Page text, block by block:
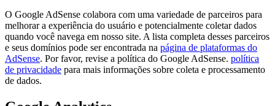
O Google AdSense colabora com uma variedade de parceiros para
melhorar a experiência do usuário e potencialmente coletar dados
quando você navega em nosso site. A lista completa desses parceiros
e seus domínios pode ser encontrada na página de plataformas do
AdSense. Por favor, revise a política do Google AdSense. política
de privacidade para mais informações sobre coleta e processamento
de dados.